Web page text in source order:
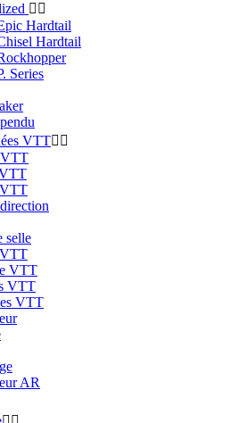
 
Hardtail
Hardtail
Series
VTT 
VTT
selle
VTT
VTT
VTT
AR